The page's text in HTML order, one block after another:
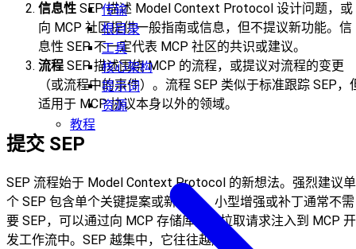
传输
根目录
工具
核心架构
提示词
资源
教程
信息性 SEP 描述 Model Context Protocol 设计问题，或
向 MCP 社区提供一般指南或信息，但不提议新功能。信
息性 SEP 不一定代表 MCP 社区的共识或建议。
流程 SEP 描述围绕 MCP 的流程，或提议对流程的变更
（或流程中的事件）。流程 SEP 类似于标准跟踪 SEP，
适用于 MCP 协议本身以外的领域。
提交 SEP
SEP 流程始于 Model Context Protocol 的新想法。强烈建议单
个 SEP 包含单个关键提案或新想法。小型增强或补丁通常不需
要 SEP，可以通过向 MCP 存储库提交拉取请求注入到 MCP 开
发工作流中。SEP 越集中，它往往越成功。